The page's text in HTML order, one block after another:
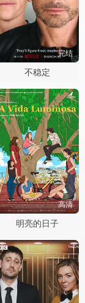
完结
不稳定
高清
明亮的日子